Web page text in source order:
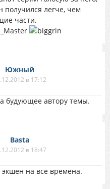
получился легче, чем
части.
Южный
в 17:12
будующее автору темы.
Basta
в 18:47
на все времена.